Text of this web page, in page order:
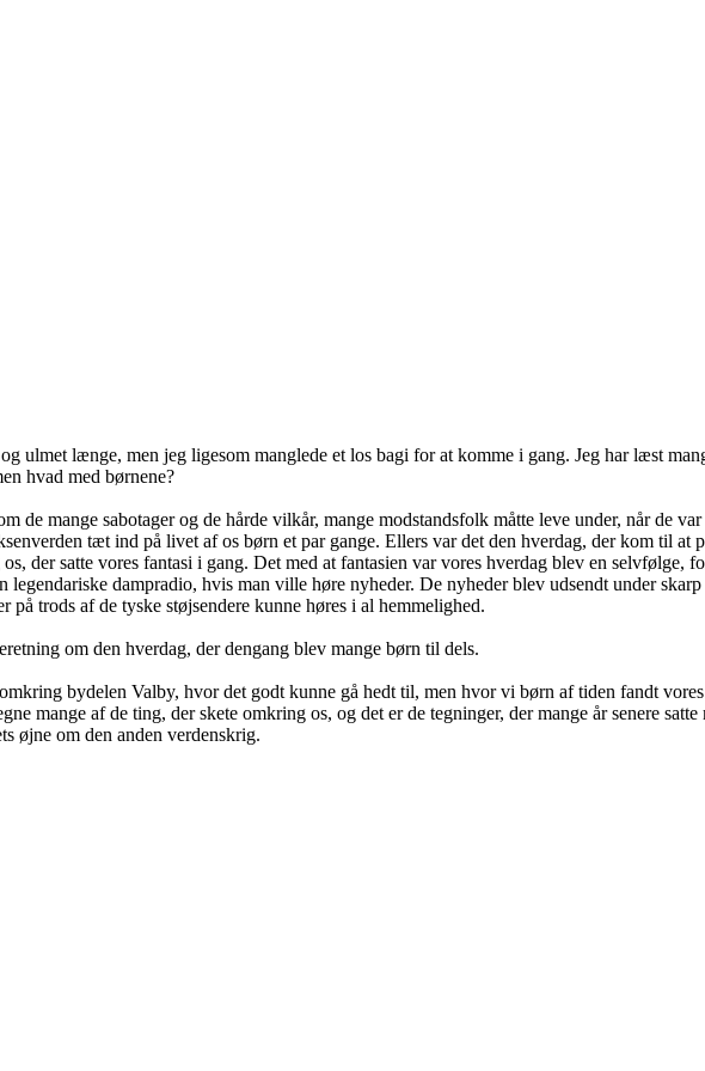
ulmet længe, men jeg ligesom manglede et los bagi for at komme i gang. Jeg har læst
hvad med børnene?
de mange sabotager og de hårde vilkår, mange modstandsfolk måtte leve under, når de
tæt ind på livet af os børn et par gange. Ellers var det den hverdag, der kom til at
der satte vores fantasi i gang. Det med at fantasien var vores hverdag blev en
legendariske dampradio, hvis man ville høre nyheder. De nyheder blev udsendt under
på trods af de tyske støjsendere kunne høres i al hemmelighed.
om den hverdag, der dengang blev mange børn til dels.
bydelen Valby, hvor det godt kunne gå hedt til, men hvor vi børn af tiden fandt
mange af de ting, der skete omkring os, og det er de tegninger, der mange år senere
øjne om den anden verdenskrig.